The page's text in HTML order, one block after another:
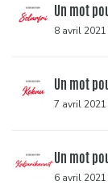
Un mot
8 avril 2021
Un mot
7 avril 2021
Un mot
6 avril 2021